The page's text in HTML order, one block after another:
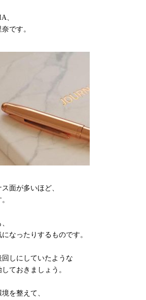
、
です。
面が多いほど、
なったりするものです。
しにしていたような
ておきましょう。
を整えて、